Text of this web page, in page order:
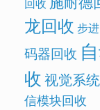
回收
龙回收 步
码器回收
收视觉系
信模块回收